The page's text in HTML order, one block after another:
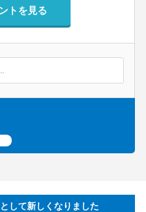
トを見る
して新しくなりました